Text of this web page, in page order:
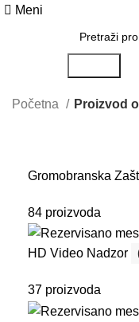
Meni
Početna Proizvod
Gromobranska
84 proizvoda
HD Video Nadzor
37 proizvoda